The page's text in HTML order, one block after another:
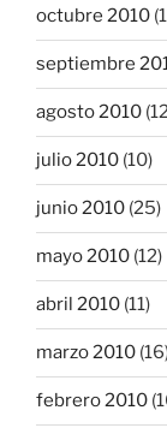
octubre 2010
septiembre
agosto 2010
julio 2010 (10)
junio 2010 (25)
mayo 2010 (12)
abril 2010 (11)
marzo 2010
febrero 2010